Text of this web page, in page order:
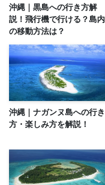
沖縄｜黒島への行き方解
説！飛行機で行ける？島内
の移動方法は？
沖縄｜ナガンヌ島への行き
方・楽しみ方を解説！